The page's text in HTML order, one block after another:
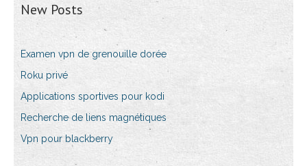
New Posts
Examen vpn de grenouille dorée
Roku privé
Applications sportives pour kodi
Recherche de liens magnétiques
Vpn pour blackberry